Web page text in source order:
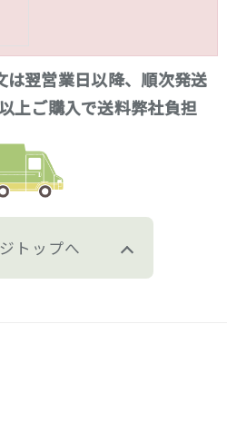
翌営業日以降、順次発送
上ご購入で送料弊社負担
トップへ